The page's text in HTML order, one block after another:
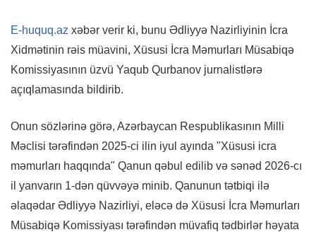
E-huquq.az xəbər verir ki, bunu Ədliyyə Nazirliyinin İcra
Xidmətinin rəis müavini, Xüsusi İcra Məmurları Müsabiqə
Komissiyasının üzvü Yaqub Qurbanov jurnalistlərə
açıqlamasında bildirib.
Onun sözlərinə görə, Azərbaycan Respublikasının Milli
Məclisi tərəfindən 2025-ci ilin iyul ayında "Xüsusi icra
məmurları haqqında" Qanun qəbul edilib və sənəd 2026-cı
il yanvarın 1-dən qüvvəyə minib. Qanunun tətbiqi ilə
əlaqədar Ədliyyə Nazirliyi, eləcə də Xüsusi İcra Məmurları
Müsabiqə Komissiyası tərəfindən müvafiq tədbirlər həyata